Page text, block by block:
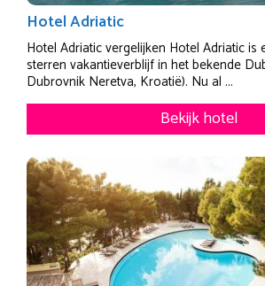
Hotel Adriatic
Hotel Adriatic vergelijken Hotel Adriatic is
sterren vakantieverblijf in het bekende
Dubrovnik Neretva, Kroatië). Nu al ...
Bekijk hotel